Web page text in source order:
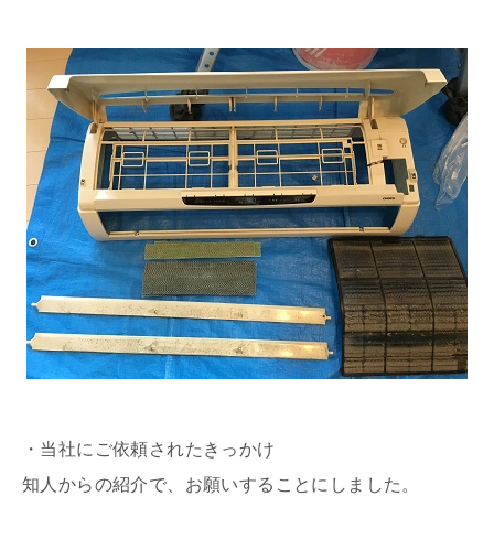
・当社にご依頼されたきっかけ
知人からの紹介で、お願いすることにしました。